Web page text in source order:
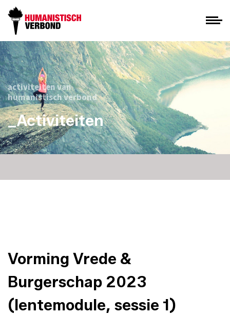
activiteiten van
humanistisch verbond
_Activiteiten
Vorming Vrede &
Burgerschap 2023
(lentemodule, sessie 1)